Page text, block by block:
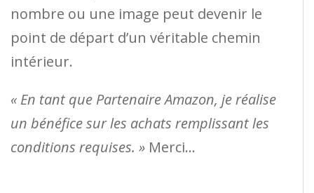
nombre ou une image peut devenir le
point de départ d’un véritable chemin
intérieur.
« En tant que Partenaire Amazon, je réalise
un bénéfice sur les achats remplissant les
conditions requises. » Merci…